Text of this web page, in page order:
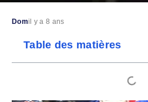
Domil y a 8 ans
Table des matières